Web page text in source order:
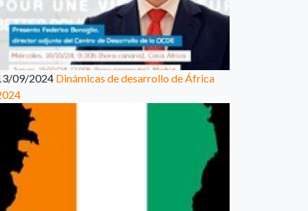
09/2024 Dinámicas de desarrollo de África